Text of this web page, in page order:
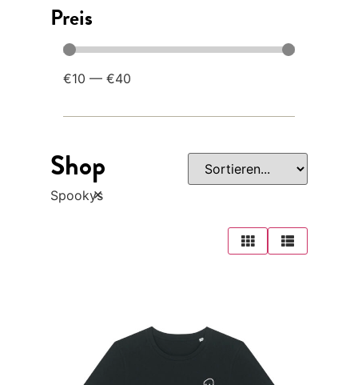
Preis
€10 — €40
Shop
Spookys
×